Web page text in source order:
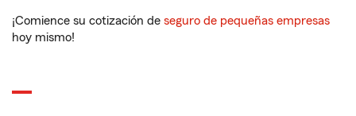
¡Comience su cotización de seguro de pequeñas empresas
hoy mismo!